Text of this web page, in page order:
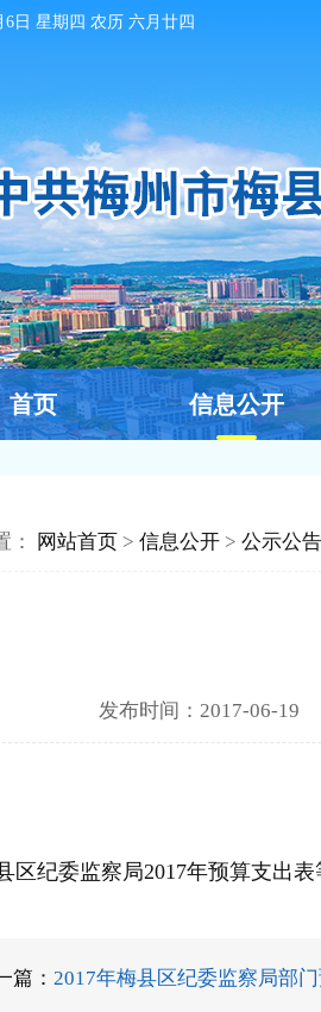
6日 星期四 农历 六月廿四
首页 信息公开
： 网站首页 > 信息公开 > 公示公告
发布时间：2017-
区纪委监察局2017年预算支出表
篇： 2017年梅县区纪委监察局部